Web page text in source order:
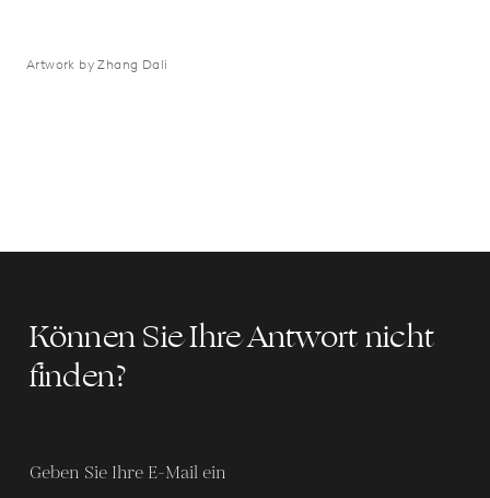
Artwork by Zhang Dali
Können Sie Ihre Antwort nicht
finden?
Geben Sie Ihre E-Mail ein